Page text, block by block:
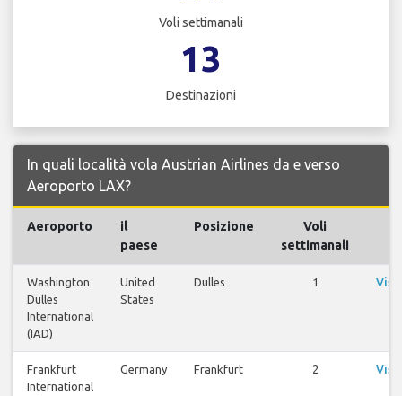
Voli settimanali
13
Destinazioni
In quali località vola Austrian Airlines da e verso
Aeroporto LAX?
Aeroporto
il
paese
Posizione
Voli
settimanali
Washington
Dulles
International
(IAD)
United
States
Dulles 1
Frankfurt
International
Germany Frankfurt 2